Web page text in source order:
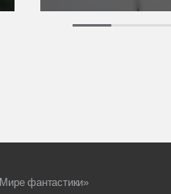
фантастики»